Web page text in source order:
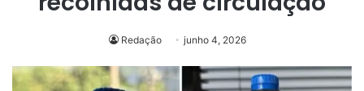
Redação junho 4, 2026